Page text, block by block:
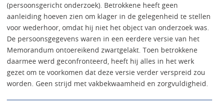
(persoonsgericht onderzoek). Betrokkene heeft geen
aanleiding hoeven zien om klager in de gelegenheid te stellen
voor wederhoor, omdat hij niet het object van onderzoek was.
De persoonsgegevens waren in een eerdere versie van het
Memorandum ontoereikend zwartgelakt. Toen betrokkene
daarmee werd geconfronteerd, heeft hij alles in het werk
gezet om te voorkomen dat deze versie verder verspreid zou
worden. Geen strijd met vakbekwaamheid en zorgvuldigheid.